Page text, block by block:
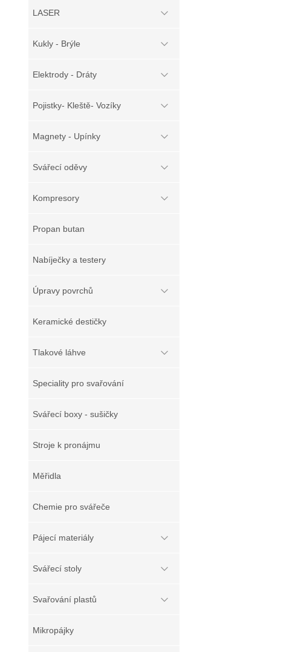
LASER
Kukly - Brýle
Elektrody - Dráty
Pojistky- Kleště- Vozíky
Magnety - Upínky
Svářecí oděvy
Kompresory
Propan butan
Nabíječky a testery
Úpravy povrchů
Keramické destičky
Tlakové láhve
Speciality pro svařování
Svářecí boxy - sušičky
Stroje k pronájmu
Měřidla
Chemie pro svářeče
Pájecí materiály
Svářecí stoly
Svařování plastů
Mikropájky